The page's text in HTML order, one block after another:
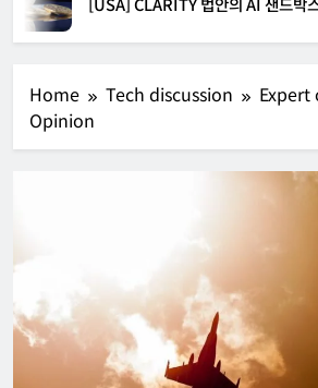
Home Tech discussion
Opinion